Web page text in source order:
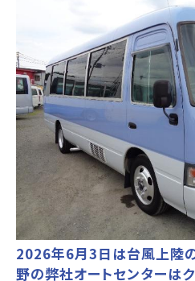
2026年6月3日は台風上陸
野の弊社オートセンターはク